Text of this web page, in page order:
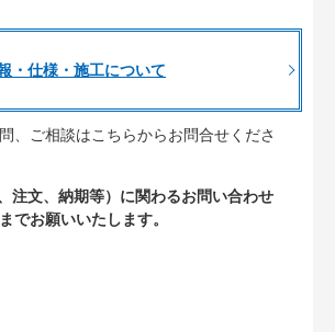
・仕様・施工について
、ご相談はこちらからお問合せくださ
注文、納期等）に関わるお問い合わせ
までお願いいたします。